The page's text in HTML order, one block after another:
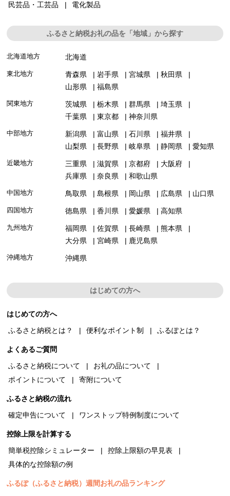
民芸品・工芸品
電化製品
ふるさと納税お礼の品を「地域」から探す
北海道地方 北海道
東北地方 青森県 岩手県 宮城県
秋田県
山形県
福島県
関東地方 茨城県 栃木県 群馬県
埼玉県
千葉県
東京都 神奈川県
中部地方 新潟県 富山県 石川県
福井県
山梨県
長野県 岐阜県 静岡県 愛知県
近畿地方 三重県 滋賀県 京都府
大阪府
兵庫県
奈良県 和歌山県
中国地方 鳥取県 島根県 岡山県 広島県 山口県
四国地方 徳島県 香川県 愛媛県 高知県
九州地方 福岡県 佐賀県 長崎県
熊本県
大分県
宮崎県 鹿児島県
沖縄地方 沖縄県
はじめての方へ
はじめての方へ
ふるさと納税とは？
便利なポイント制 ふるぽとは？
よくあるご質問
ふるさと納税について
お礼の品について
ポイントについて
寄附について
ふるさと納税の流れ
確定申告について
ワンストップ特例制度について
控除上限を計算する
簡単税控除シミュレーター
控除上限額の早見表
具体的な控除額の例
ふるぽ（ふるさと納税）週間お礼の品ランキング